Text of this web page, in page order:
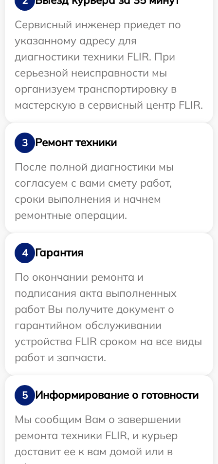
Сервисный инженер приедет по
указанному адресу для
диагностики техники FLIR. При
серьезной неисправности мы
организуем транспортировку в
мастерскую в сервисный центр FLIR.
3
Ремонт техники
После полной диагностики мы
согласуем с вами смету работ,
сроки выполнения и начнем
ремонтные операции.
4
Гарантия
По окончании ремонта и
подписания акта выполненных
работ Вы получите документ о
гарантийном обслуживании
устройства FLIR сроком на все виды
работ и запчасти.
5
Информирование о готовности
Мы сообщим Вам о завершении
ремонта техники FLIR, и курьер
доставит ее к вам домой или в